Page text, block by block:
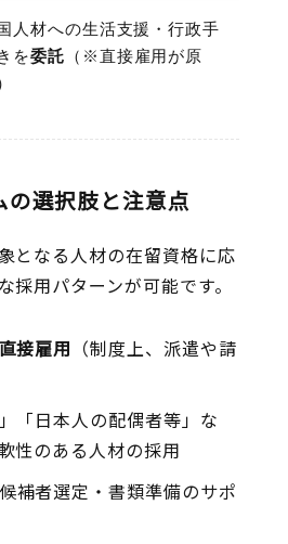
人材への生活支援・行政手
を委託 （※直接雇用が原
選択肢と注意点
となる人材の在留資格に応
採用パターンが可能です。
接雇用 （制度上、派遣や請
「日本人の配偶者等」な
性のある人材の採用
補者選定・書類準備のサポ